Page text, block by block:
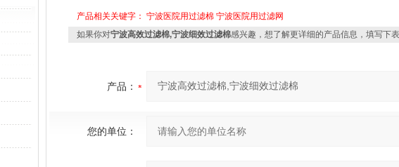
产品相关关键字： 宁波医院用过滤棉 宁波医院用过滤网
如果你对宁波高效过滤棉,宁波细效过滤棉感兴趣，想了解更详细的产品信息，填写下
产品：
您的单位：